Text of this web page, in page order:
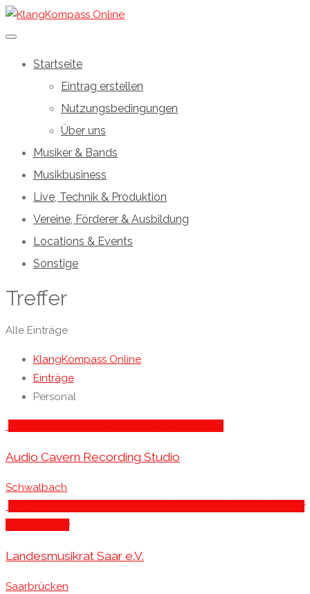
Startseite
Eintrag erstellen
Nutzungsbedingungen
Über uns
Musiker & Bands
Musikbusiness
Live, Technik & Produktion
Vereine, Förderer & Ausbildung
Locations & Events
Sonstige
Treffer
Alle Einträge
KlangKompass Online
Einträge
Personal
Audio Cavern Recording Studio
Schwalbach
Landesmusikrat Saar e.V.
Saarbrücken